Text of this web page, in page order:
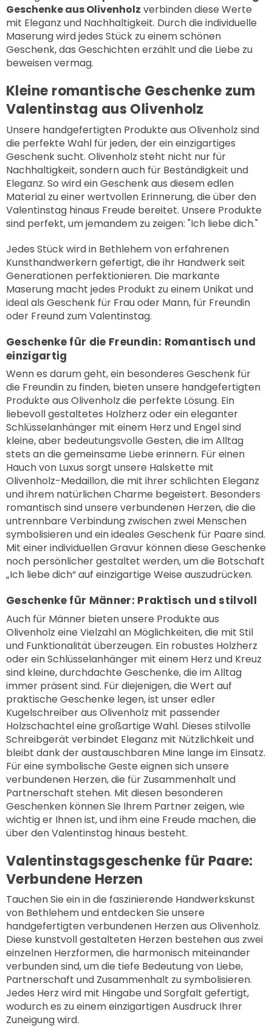
¡
Geschenke aus Olivenholz verbinden diese Werte
mit Eleganz und Nachhaltigkeit. Durch die individuelle
Maserung wird jedes Stück zu einem schönen
Geschenk, das Geschichten erzählt und die Liebe zu
beweisen vermag.
Kleine romantische Geschenke zum
Valentinstag aus Olivenholz
Unsere handgefertigten Produkte aus Olivenholz sind
die perfekte Wahl für jeden, der ein einzigartiges
Geschenk sucht. Olivenholz steht nicht nur für
Nachhaltigkeit, sondern auch für Beständigkeit und
Eleganz. So wird ein Geschenk aus diesem edlen
Material zu einer wertvollen Erinnerung, die über den
Valentinstag hinaus Freude bereitet. Unsere Produkte
sind perfekt, um jemandem zu zeigen: "Ich liebe dich."
Jedes Stück wird in Bethlehem von erfahrenen
Kunsthandwerkern gefertigt, die ihr Handwerk seit
Generationen perfektionieren. Die markante
Maserung macht jedes Produkt zu einem Unikat und
ideal als Geschenk für Frau oder Mann, für Freundin
oder Freund zum Valentinstag.
Geschenke für die Freundin: Romantisch und
einzigartig
Wenn es darum geht, ein besonderes Geschenk für
die Freundin zu finden, bieten unsere handgefertigten
Produkte aus Olivenholz die perfekte Lösung. Ein
liebevoll gestaltetes Holzherz oder ein eleganter
Schlüsselanhänger mit einem Herz und Engel sind
kleine, aber bedeutungsvolle Gesten, die im Alltag
stets an die gemeinsame Liebe erinnern. Für einen
Hauch von Luxus sorgt unsere Halskette mit
Olivenholz-Medaillon, die mit ihrer schlichten Eleganz
und ihrem natürlichen Charme begeistert. Besonders
romantisch sind unsere verbundenen Herzen, die die
untrennbare Verbindung zwischen zwei Menschen
symbolisieren und ein ideales Geschenk für Paare sind.
Mit einer individuellen Gravur können diese Geschenke
noch persönlicher gestaltet werden, um die Botschaft
„Ich liebe dich“ auf einzigartige Weise auszudrücken.
Geschenke für Männer: Praktisch und stilvoll
Auch für Männer bieten unsere Produkte aus
Olivenholz eine Vielzahl an Möglichkeiten, die mit Stil
und Funktionalität überzeugen. Ein robustes Holzherz
oder ein Schlüsselanhänger mit einem Herz und Kreuz
sind kleine, durchdachte Geschenke, die im Alltag
immer präsent sind. Für diejenigen, die Wert auf
praktische Geschenke legen, ist unser edler
Kugelschreiber aus Olivenholz mit passender
Holzschachtel eine großartige Wahl. Dieses stilvolle
Schreibgerät verbindet Eleganz mit Nützlichkeit und
bleibt dank der austauschbaren Mine lange im Einsatz.
Für eine symbolische Geste eignen sich unsere
verbundenen Herzen, die für Zusammenhalt und
Partnerschaft stehen. Mit diesen besonderen
Geschenken können Sie Ihrem Partner zeigen, wie
wichtig er Ihnen ist, und ihm eine Freude machen, die
über den Valentinstag hinaus besteht.
Valentinstagsgeschenke für Paare:
Verbundene Herzen
Tauchen Sie ein in die faszinierende Handwerkskunst
von Bethlehem und entdecken Sie unsere
handgefertigtenverbundenen Herzen aus Olivenholz.
Diese kunstvoll gestalteten Herzen bestehen aus zwei
einzelnen Herzformen, die harmonisch miteinander
verbunden sind, um die tiefe Bedeutung von Liebe,
Partnerschaft und Zusammenhalt zu symbolisieren.
Jedes Herz wird mit Hingabe und Sorgfalt gefertigt,
wodurch es zu einem einzigartigen Ausdruck Ihrer
Zuneigung wird.